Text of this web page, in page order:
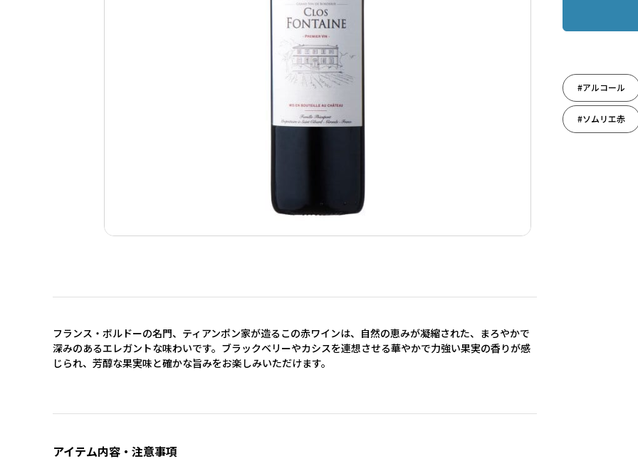
フランス・ボルドーの名門、ティアンポン家が造るこの赤ワインは、自然の恵みが凝縮された、まろやかで
深みのあるエレガントな味わいです。ブラックベリーやカシスを連想させる華やかで力強い果実の香りが感
じられ、芳醇な果実味と確かな旨みをお楽しみいただけます。
アイテム内容・注意事項
#アルコール
#ソムリエ赤